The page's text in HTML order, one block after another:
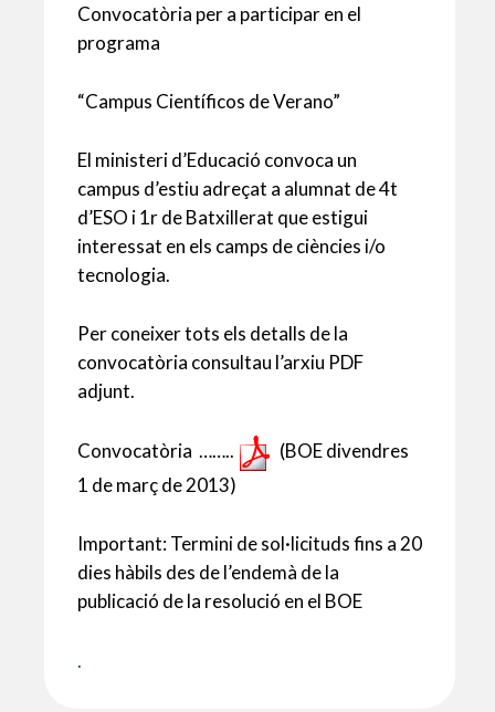
at
A
p
ai itt e
o
k
ai es
ix
Convocatòria per a participar en el
programa
“Campus Científicos de Verano”
El ministeri d’Educació convoca un
campus d’estiu adreçat a alumnat de 4t
d’ESO i 1r de Batxillerat que estigui
interessat en els camps de ciències i/o
tecnologia.
Per coneixer tots els detalls de la
convocatòria consultau l’arxiu PDF
adjunt.
Convocatòria ……..
(BOE divendres
1 de març de 2013)
Important: Termini de sol·licituds fins a 20
dies hàbils des de l’endemà de la
publicació de la resolució en el BOE
.